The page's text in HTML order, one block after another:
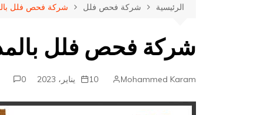
شركة فحص مباني
الرئيسية شركة فحص فلل شركة فحص فلل
شركة فحص فلل
Mohammed Karam 10 يناير، 2023 0